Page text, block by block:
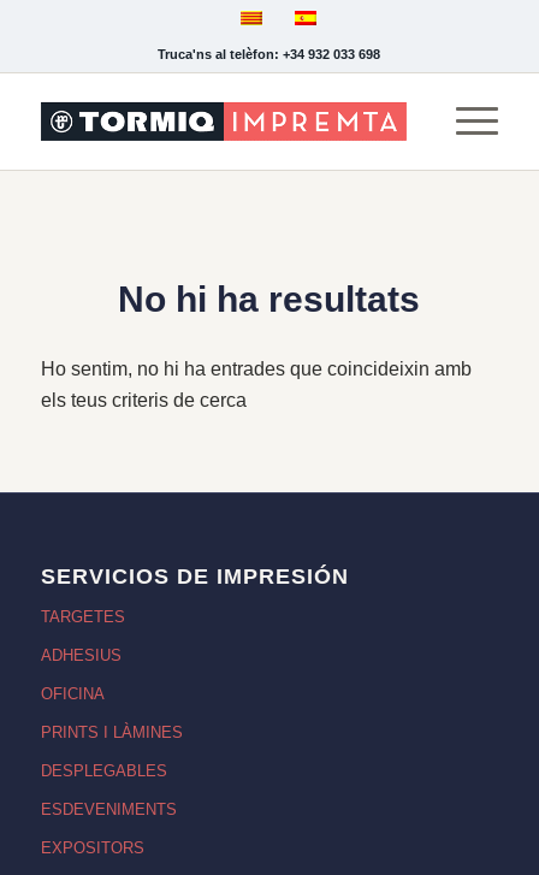
Truca'ns al telèfon: +34 932 033 698
No hi ha resultats
Ho sentim, no hi ha entrades que coincideixin amb
els teus criteris de cerca
SERVICIOS DE IMPRESIÓN
TARGETES
ADHESIUS
OFICINA
PRINTS I LÀMINES
DESPLEGABLES
ESDEVENIMENTS
EXPOSITORS